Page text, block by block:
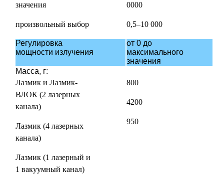
значения
произвольный выбор
0000
0,5–10 000
Регулировка
мощности излучения
от 0 до
максимального
значения
Масса, г:
Лазмик и Лазмик-
ВЛОК (2 лазерных
канала)
Лазмик (4 лазерных
канала)
Лазмик (1 лазерный и
1 вакуумный канал)
800
4200
950